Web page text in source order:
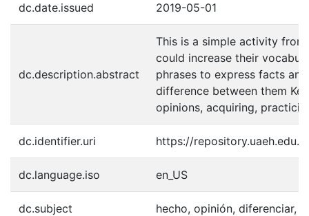
dc.date.issued 2019-05-01
dc.description.abstract
This is a simple activity
could increase their
phrases to express facts
difference between them
opinions, acquiring,
dc.identifier.uri https://
dc.language.iso en_US
dc.subject hecho, opinión, diferenciar,